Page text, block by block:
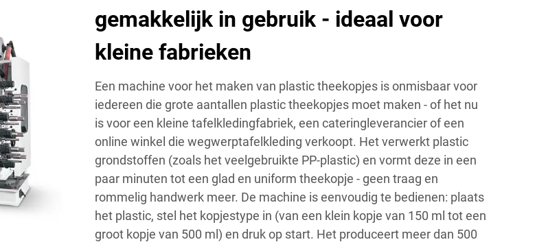
gemakkelijk in gebruik - ideaal voor
kleine fabrieken
Een machine voor het maken van plastic theekopjes is onmisbaar voor
iedereen die grote aantallen plastic theekopjes moet maken - of het nu
is voor een kleine tafelkledingfabriek, een cateringleverancier of een
online winkel die wegwerptafelkleding verkoopt. Het verwerkt plastic
grondstoffen (zoals het veelgebruikte PP-plastic) en vormt deze in een
paar minuten tot een glad en uniform theekopje - geen traag en
rommelig handwerk meer. De machine is eenvoudig te bedienen: plaats
het plastic, stel het kopjestype in (van een klein kopje van 150 ml tot een
groot kopje van 500 ml) en druk op start. Het produceert meer dan 500